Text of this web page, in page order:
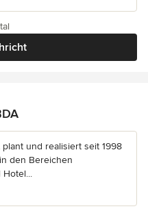
und realisiert seit 1998
den Bereichen